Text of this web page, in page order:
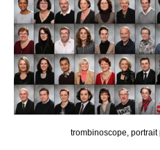
trombinoscope,